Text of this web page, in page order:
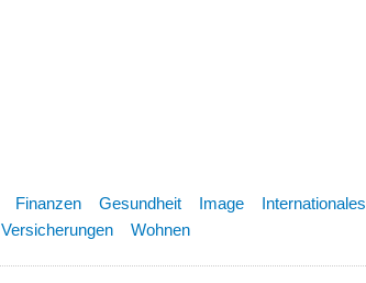
Finanzen Gesundheit Image Internationales
Versicherungen Wohnen